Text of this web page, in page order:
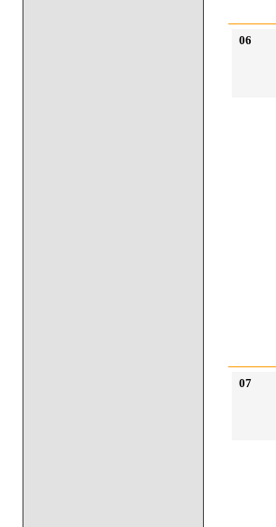
06
07